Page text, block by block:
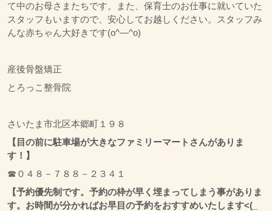
て中のお母さまたちです。また、保育士のお仕事に就いていた
スタッフもいますので、安心してお越しください。スタッフみ
んな赤ちゃん大好きです(o^―^o)
産後骨盤矯正
とろっこ整骨院
さいたま市北区本郷町１９８
【目の前に駐車場が大きなファミリーマートさんがありま
す！】
☎０４８－７８８－２３４１
【予約優先制です。予約の枠が早く埋まってしまう事がありま
す。お時間が分かればお早目の予約をおすすめいたします<(_